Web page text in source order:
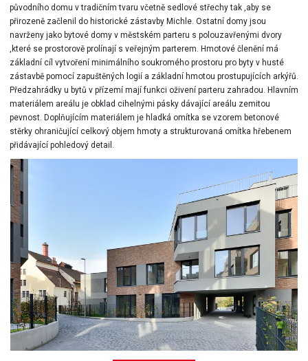
původního domu v tradičním tvaru včetně sedlové střechy tak ,aby se
přirozeně začlenil do historické zástavby Michle. Ostatní domy jsou
navrženy jako bytové domy v městském parteru s polouzavřenými dvory
,které se prostorově prolínají s veřejným parterem. Hmotové členění má
základní cíl vytvoření minimálního soukromého prostoru pro byty v husté
zástavbě pomocí zapuštěných logií a základní hmotou prostupujících arkýřů.
Předzahrádky u bytů v přízemí mají funkci oživení parteru zahradou. Hlavním
materiálem areálu je obklad cihelnými pásky dávající areálu zemitou
pevnost. Doplňujícím materiálem je hladká omítka se vzorem betonové
stěrky ohraničující celkový objem hmoty a strukturovaná omítka hřebenem
přidávající pohledový detail.